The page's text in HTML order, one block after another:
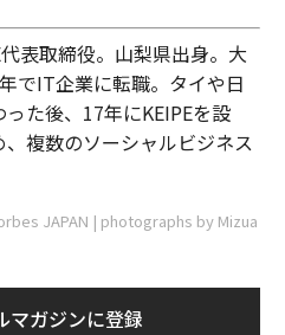
表取締役。山梨県出身。大
でIT企業に転職。タイや日
た後、17年にKEIPEを設
複数のソーシャルビジネス
JAPAN | photographs by Mizua
マガジンに登録